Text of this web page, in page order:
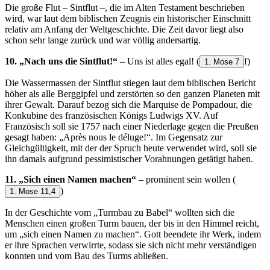
Die große Flut – Sintflut –, die im Alten Testament beschrieben
wird, war laut dem biblischen Zeugnis ein historischer Einschnitt
relativ am Anfang der Weltgeschichte. Die Zeit davor liegt also
schon sehr lange zurück und war völlig andersartig.
10. „Nach uns die Sintflut!“ – Uns ist alles egal! ( 1. Mose 7 f)
Die Wassermassen der Sintflut stiegen laut dem biblischen Bericht
höher als alle Berggipfel und zerstörten so den ganzen Planeten mit
ihrer Gewalt. Darauf bezog sich die Marquise de Pompadour, die
Konkubine des französischen Königs Ludwigs XV. Auf
Französisch soll sie 1757 nach einer Niederlage gegen die Preußen
gesagt haben: „Après nous le déluge!“. Im Gegensatz zur
Gleichgültigkeit, mit der der Spruch heute verwendet wird, soll sie
ihn damals aufgrund pessimistischer Vorahnungen getätigt haben.
11. „Sich einen Namen machen“ – prominent sein wollen (
1. Mose 11,4 )
In der Geschichte vom „Turmbau zu Babel“ wollten sich die
Menschen einen großen Turm bauen, der bis in den Himmel reicht,
um „sich einen Namen zu machen“. Gott beendete ihr Werk, indem
er ihre Sprachen verwirrte, sodass sie sich nicht mehr verständigen
konnten und vom Bau des Turms abließen.